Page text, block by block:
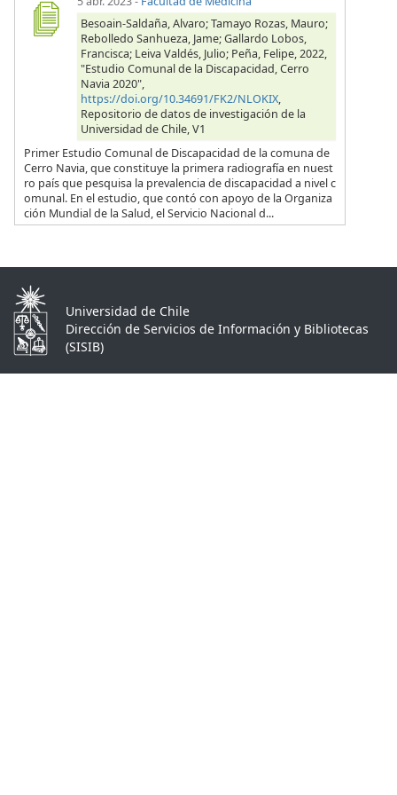
Besoain-Saldaña, Alvaro; Tamayo Rozas, Mauro;
Rebolledo Sanhueza, Jame; Gallardo Lobos,
Francisca; Leiva Valdés, Julio; Peña, Felipe, 2022,
"Estudio Comunal de la Discapacidad, Cerro
Navia 2020",
https://doi.org/10.34691/FK2/NLOKIX,
Repositorio de datos de investigación de la
Universidad de Chile, V1
Primer Estudio Comunal de Discapacidad de la comuna de
Cerro Navia, que constituye la primera radiografía en nuest
ro país que pesquisa la prevalencia de discapacidad a nivel c
omunal. En el estudio, que contó con apoyo de la Organiza
ción Mundial de la Salud, el Servicio Nacional d...
Universidad de Chile
Dirección de Servicios de Información y Bibliotecas
(SISIB)